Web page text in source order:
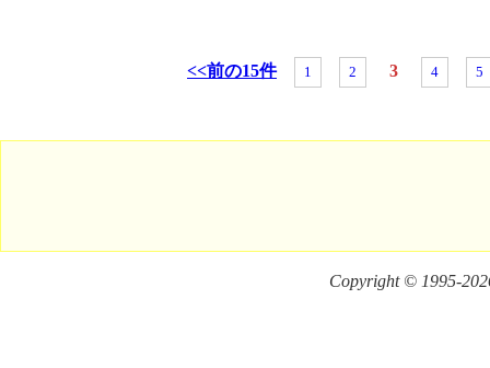
<<前の15件 1 2 3 4 5
Copyright © 1995-